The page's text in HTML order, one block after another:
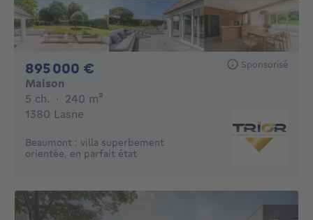
895 000 € Sponsorisé
Maison
5 ch. 5 chambres
· 240 m²
1380 Lasne
Beaumont : villa superbement
orientée, en parfait état